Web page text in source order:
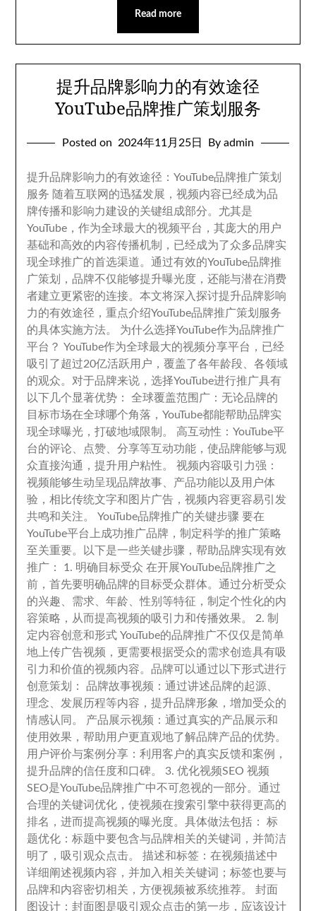
Read more
提升品牌影响力的有效途径
YouTube品牌推广策划服务
Posted on 2024年11月25日 By admin
提升品牌影响力的有效途径 ：YouTube品牌推广策划
服务 随着互联网的迅猛发展 ，视频内容已经成为品
牌传播和影响力建设的关键组成部分。 尤其是
YouTube ，作为全球最大的视频平台 ，其庞大的用户
基础和高效的内容传播机制
， 已经成为了众多品牌实
现全球推广的首选渠道。通过有效的YouTube品牌推
广策划
，品牌不仅能够提升曝光度 ，还能与潜在消费
者建立更紧密的连接。本文将深入探讨提升品牌影响
力的有效途径 ，重点介绍YouTube品牌推广策划服务
的具体实施方法。 为什么选择YouTube作为品牌推广
平台？ YouTube作为全球最大的视频分享平台 ， 已经
吸引了超过20亿活跃用户 ，覆盖了各年龄段 、各领域
的观众。 对于品牌来说 ，选择YouTube进行推广具有
以下几个显著优势 ：全球覆盖范围广 ： 无论品牌的
目标市场在全球哪个角落 ，YouTube都能帮助品牌实
现全球曝光 ，打破地域限制 。 高互动性 ：YouTube平
台的评论
点赞 、分享等互动功能 ，使品牌能够与观
众直接沟通 ，提升用户粘性。视频内容吸引力强 ：
视频能够生动呈现品牌故事
产品功能以及用户体
验 ，相比传统文字和图片广告 ，视频内容更容易引发
共鸣和关注。YouTube品牌推广的关键步骤 要在
YouTube平台上成功推广品牌 ，制定科学的推广策略
至关重要。 以下是一些关键步骤 ，帮助品牌实现有效
推广 ： 1. 明确目标受众 在开展YouTube品牌推广之
前 ，首先要明确品牌的目标受众群体。通过分析受众
的兴趣
需求 、年龄 、性别等特征 ，制定个性化的内
容策略 ， 从而提高视频的吸引力和传播效果。 2.制
定内容创意和形式 YouTube的品牌推广不仅仅是简单
地上传广告视频 ， 更需要根据受众的需求创造具有吸
引力和价值的视频内容。品牌可以通过以下形式进行
创意策划
：品牌故事视频 ：通过讲述品牌的起源
理念
发展历程等内容 ，提升品牌形象 ，增加受众的
情感认同 。 产品展示视频 ：通过真实的产品展示和
使用效果 ，帮助用户更直观地了解品牌产品的优势。
用户评价与案例分享 ：利用客户的真实反馈和案例
，
提升品牌的信任度和口碑。 3.优化视频SEO 视频
SEO是YouTube品牌推广中不可忽视的一部分。通过
合理的关键词优化 ，使视频在搜索引擎中获得更高的
排名 ，进而提高视频的曝光度。具体做法包括 ：标
题优化 ：标题中要包含与品牌相关的关键词 ， 并简洁
明了 ， 吸引观众点击。描述和标签 ：在视频描述中
详细阐述视频内容 ， 并加入相关关键词 ；标签也要与
品牌和内容密切相关 ，方便视频被系统推荐。封面
图设计 ：封面图是吸引观众点击的第一步 ， 应该设计